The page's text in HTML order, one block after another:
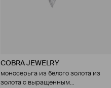
COBRA JEWELRY
моносерьга из белого золота из
золота с выращенным